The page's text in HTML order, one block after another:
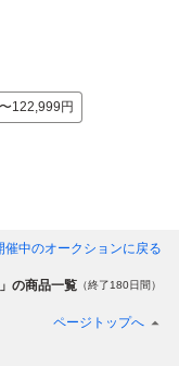
〜122,999円
催中のオークションに戻る
の商品一覧 （終了180日間）
ページトップへ